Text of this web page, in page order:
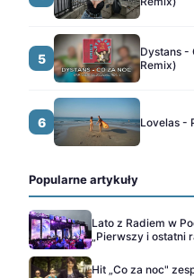
5
Dystans -
Remix)
6 Lovelas -
Popularne artykuły
Lato z Radiem w
„Pierwszy i ostatni
Hit „Co za noc"